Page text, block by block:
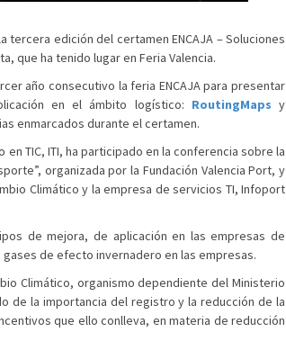
tercera edición del certamen ENCAJA – Soluciones
que ha tenido lugar en Feria Valencia.
año consecutivo la feria ENCAJA para presentar
en el ámbito logístico: RoutingMaps y
enmarcados durante el certamen.
TIC, ITI, ha participado en la conferencia sobre la
organizada por la Fundación Valencia Port, y
Climático y la empresa de servicios TI, Infoport
de mejora, de aplicación en las empresas de
de efecto invernadero en las empresas.
Climático, organismo dependiente del Ministerio
de la importancia del registro y la reducción de la
que ello conlleva, en materia de reducción